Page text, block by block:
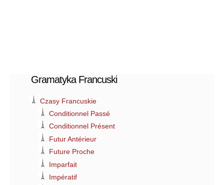
Gramatyka Francuski
Czasy Francuskie
Conditionnel Passé
Conditionnel Présent
Futur Antérieur
Future Proche
Imparfait
Impératif